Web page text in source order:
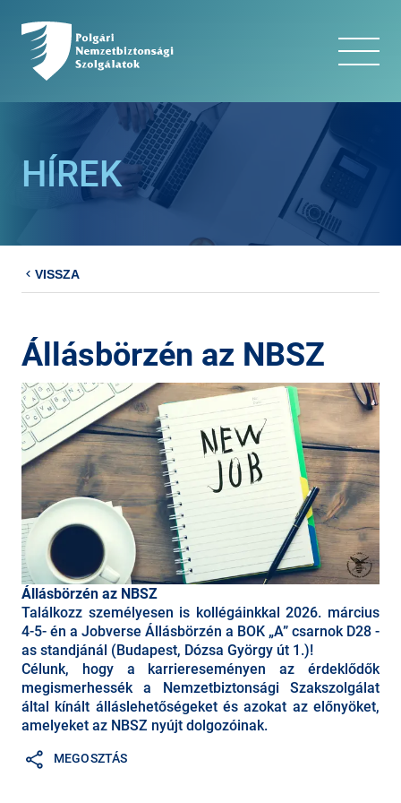
HÍREK
VISSZA
Állásbörzén az NBSZ
Állásbörzén az NBSZ
Találkozz személyesen is kollégáinkkal 2026. március
4-5- én a Jobverse Állásbörzén a BOK „A” csarnok D28 -
as standjánál (Budapest, Dózsa György út 1.)!
Célunk, hogy a karriereseményen az érdeklődők
megismerhessék a Nemzetbiztonsági Szakszolgálat
által kínált álláslehetőségeket és azokat az előnyöket,
amelyeket az NBSZ nyújt dolgozóinak.
MEGOSZTÁS